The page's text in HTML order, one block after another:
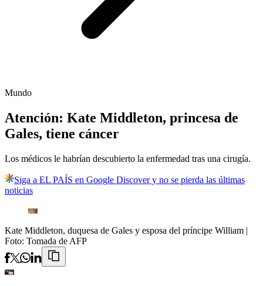
Mundo
Atención: Kate Middleton, princesa de
Gales, tiene cáncer
Los médicos le habrían descubierto la enfermedad tras una cirugía.
Siga a EL PAÍS en Google Discover y no se pierda las últimas
noticias
Kate Middleton, duquesa de Gales y esposa del príncipe William |
Foto: Tomada de AFP